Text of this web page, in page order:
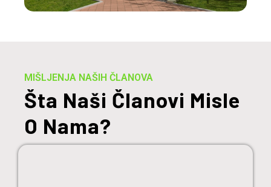
MIŠLJENJA NAŠIH ČLANOVA
Šta Naši Članovi Misle
O Nama?